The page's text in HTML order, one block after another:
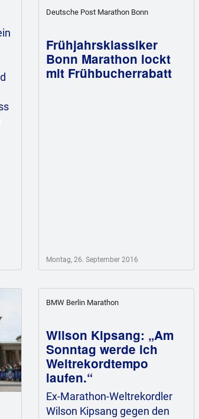
Deutsche Post Marathon Bonn
Frühjahrsklassiker
Bonn Marathon lockt
mit Frühbucherrabatt
Montag, 26. September 2016
BMW Berlin Marathon
Wilson Kipsang: „Am
Sonntag werde ich
Weltrekordtempo
laufen.“
Ex-Marathon-Weltrekordler
Wilson Kipsang gegen den